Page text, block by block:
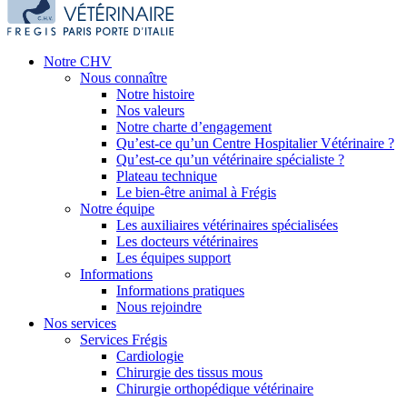
Notre CHV
Nous connaître
Notre histoire
Nos valeurs
Notre charte d’engagement
Qu’est-ce qu’un Centre Hospitalier Vétérinaire ?
Qu’est-ce qu’un vétérinaire spécialiste ?
Plateau technique
Le bien-être animal à Frégis
Notre équipe
Les auxiliaires vétérinaires spécialisées
Les docteurs vétérinaires
Les équipes support
Informations
Informations pratiques
Nous rejoindre
Nos services
Services Frégis
Cardiologie
Chirurgie des tissus mous
Chirurgie orthopédique vétérinaire